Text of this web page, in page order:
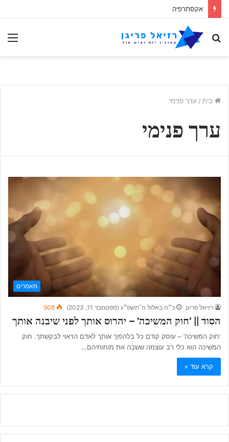
אקסתרפיה
לחפש
בית / ערך פנימי
ערך פנימי
מאמרים
רזיאל פריגן כ״ה באלול ה׳תשפ״ג (ספטמבר 11, 2023) 908
הסוד || ‘חוק המשיכה’ – יהרוס אותך לפני שיבנה אותך
‘חוק המשיכה’ – עוסק קודם כל בלהפוך אותך לאדם הראוי לבקשתך. חוק
המשיכה הוא כלי רב עוצמה ששבה את מוחותיהם…
קרא עוד »